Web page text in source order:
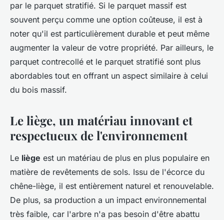
par le parquet stratifié. Si le parquet massif est
souvent perçu comme une option coûteuse, il est à
noter qu'il est particulièrement durable et peut même
augmenter la valeur de votre propriété. Par ailleurs, le
parquet contrecollé et le parquet stratifié sont plus
abordables tout en offrant un aspect similaire à celui
du bois massif.
Le liège, un matériau innovant et
respectueux de l'environnement
Le liège est un matériau de plus en plus populaire en
matière de revêtements de sols. Issu de l'écorce du
chêne-liège, il est entièrement naturel et renouvelable.
De plus, sa production a un impact environnemental
très faible, car l'arbre n'a pas besoin d'être abattu